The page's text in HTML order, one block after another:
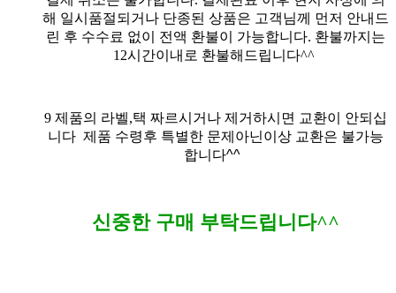
해 일시품절되거나 단종된 상품은 고객님께 먼저 안내드
린 후 수수료 없이 전액 환불이 가능합니다. 환불까지는
12시간이내로 환불해드립니다^^
9 제품의 라벨,택 짜르시거나 제거하시면 교환이 안되십
니다 제품 수령후 특별한 문제아닌이상 교환은 불가능
합니다^^
신중한 구매 부탁드립니다^^